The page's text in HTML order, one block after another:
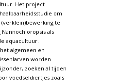
Het project
om
te
als
aquacultuur.
algemeen en
worden
zoeken al tijden
voedseldiertjes zoals